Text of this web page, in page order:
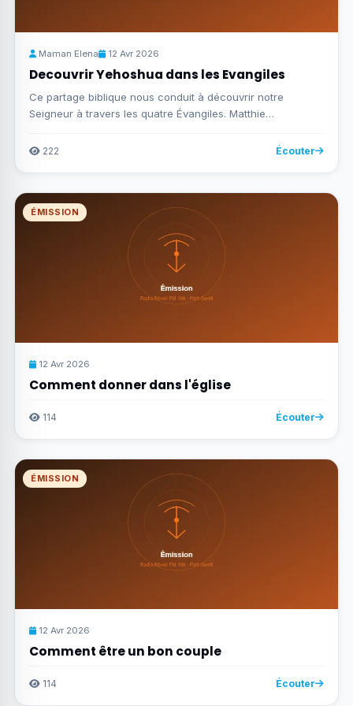
Maman Elena 12 Avr 2026
Decouvrir Yehoshua dans les Evangiles
Ce partage biblique nous conduit à découvrir notre
Seigneur à travers les quatre Évangiles. Matthie…
222 Écouter
ÉMISSION
12 Avr 2026
Comment donner dans l'église
114 Écouter
ÉMISSION
12 Avr 2026
Comment être un bon couple
114 Écouter